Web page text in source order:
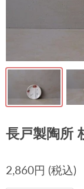
長戸製陶所
2,860円 (税込)